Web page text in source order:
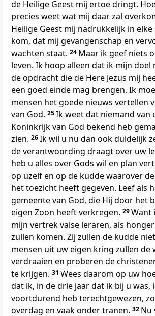
de Heilige Geest mij ertoe dringt.
precies weet wat mij daar zal
Heilige Geest mij nadrukkelijk in
kom, dat mij gevangenschap en
wachten staat. 24 Maar ik geef niets
leven. Ik hoop alleen dat ik mijn doel
de opdracht die de Here Jezus mij
een goed einde mag brengen. Ik
mensen het goede nieuws vertellen
van God. 25Ik weet dat niemand van
Koninkrijk van God bekend heb
zien. 26Ik wil u nu dan ook duidelijk
de verantwoording draagt over uw
heb u alles over Gods wil en plan
op uzelf en op de kudde waarover
het toezicht heeft gegeven. Leef als
gemeente van God, die Hij door het
eigen Zoon heeft verkregen. 29Want
mijn vertrek valse leraren, als
zullen komen. Zij zullen de kudde
mensen uit uw eigen kring zullen de
verdraaien en proberen de
te krijgen. 31 Wees daarom op uw
dat ik, in de drie jaar dat ik bij u was,
voortdurend heb terechtgewezen,
overdag en vaak onder tranen. 32 Nu